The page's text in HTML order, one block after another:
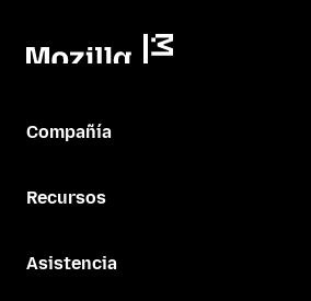
Compañía
Recursos
Asistencia